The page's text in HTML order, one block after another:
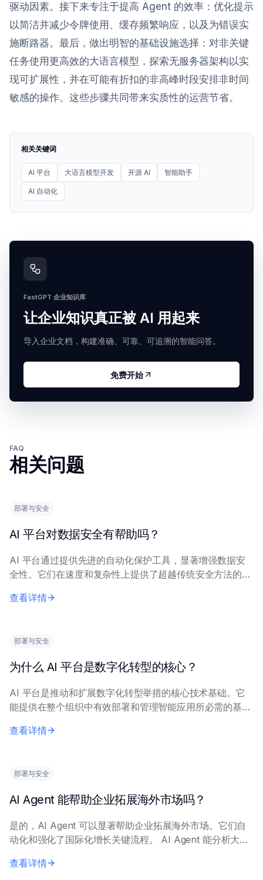
驱动因素。接下来专注于提高 Agent 的效率：优化提示
以简洁并减少令牌使用、缓存频繁响应，以及为错误实
施断路器。最后，做出明智的基础设施选择：对非关键
任务使用更高效的大语言模型，探索无服务器架构以实
现可扩展性，并在可能有折扣的非高峰时段安排非时间
敏感的操作。这些步骤共同带来实质性的运营节省。
相关关键词
AI 平台 大语言模型开发 开源 AI 智能助手
AI 自动化
FastGPT 企业知识库
让企业知识真正被 AI 用起来
导入企业文档，构建准确、可靠、可追溯的智能问答。
免费开始
FAQ
相关问题
部署与安全
AI 平台对数据安全有帮助吗？
AI 平台通过提供先进的自动化保护工具，显著增强数据安
全性。它们在速度和复杂性上提供了超越传统安全方法的能
据集来检测异常和预测威胁。它们自动化关键...
查看详情
部署与安全
为什么 AI 平台是数字化转型的核心？
AI 平台是推动和扩展数字化转型举措的核心技术基础。它
能提供在整个组织中有效部署和管理智能应用所必需的基础
和监控等核心能力集成到统一环境中。它...
查看详情
部署与安全
AI Agent 能帮助企业拓展海外市场吗？
是的，AI Agent 可以显著帮助企业拓展海外市场。它们自
动化和强化了国际化增长关键流程。 AI Agent 能分析大量
当地法规。它们通过多语言...
查看详情